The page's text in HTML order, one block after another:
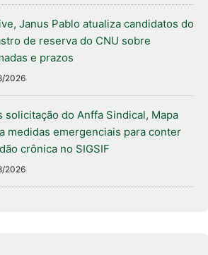
Janus Pablo atualiza candidatos do
de reserva do CNU sobre
e prazos
2026
solicitação do Anffa Sindical, Mapa
medidas emergenciais para conter
crônica no SIGSIF
2026